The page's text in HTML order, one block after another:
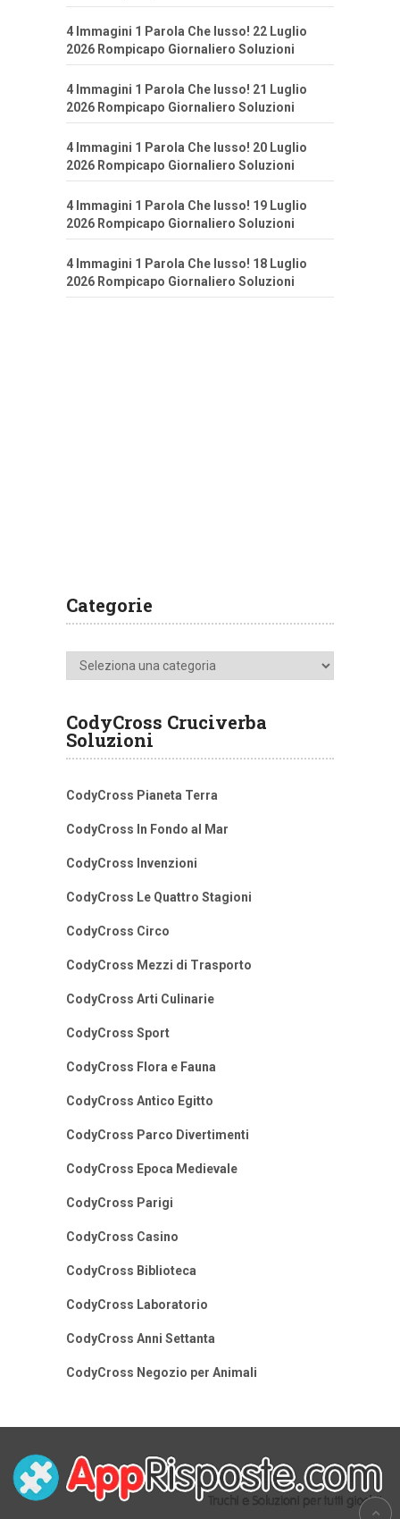
4 Immagini 1 Parola Che lusso! 22 Luglio
2026 Rompicapo Giornaliero Soluzioni
4 Immagini 1 Parola Che lusso! 21 Luglio
2026 Rompicapo Giornaliero Soluzioni
4 Immagini 1 Parola Che lusso! 20 Luglio
2026 Rompicapo Giornaliero Soluzioni
4 Immagini 1 Parola Che lusso! 19 Luglio
2026 Rompicapo Giornaliero Soluzioni
4 Immagini 1 Parola Che lusso! 18 Luglio
2026 Rompicapo Giornaliero Soluzioni
Categorie
Categorie
CodyCross Cruciverba
Soluzioni
CodyCross Pianeta Terra
CodyCross In Fondo al Mar
CodyCross Invenzioni
CodyCross Le Quattro Stagioni
CodyCross Circo
CodyCross Mezzi di Trasporto
CodyCross Arti Culinarie
CodyCross Sport
CodyCross Flora e Fauna
CodyCross Antico Egitto
CodyCross Parco Divertimenti
CodyCross Epoca Medievale
CodyCross Parigi
CodyCross Casino
CodyCross Biblioteca
CodyCross Laboratorio
CodyCross Anni Settanta
CodyCross Negozio per Animali